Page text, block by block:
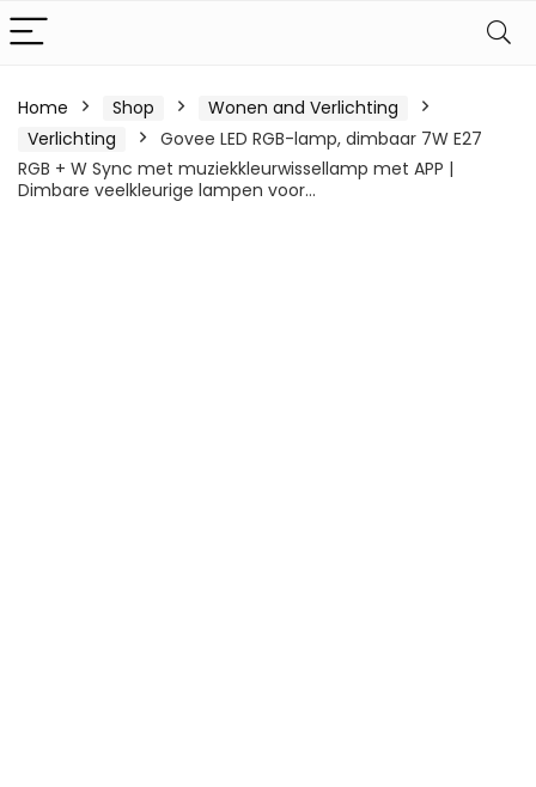
Home Shop
Wonen and Verlichting
Verlichting
Govee LED RGB-lamp, dimbaar 7W E27
RGB + W Sync met muziekkleurwissellamp met APP |
Dimbare veelkleurige lampen voor…